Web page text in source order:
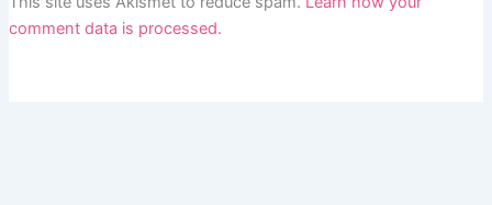
comment data is processed.